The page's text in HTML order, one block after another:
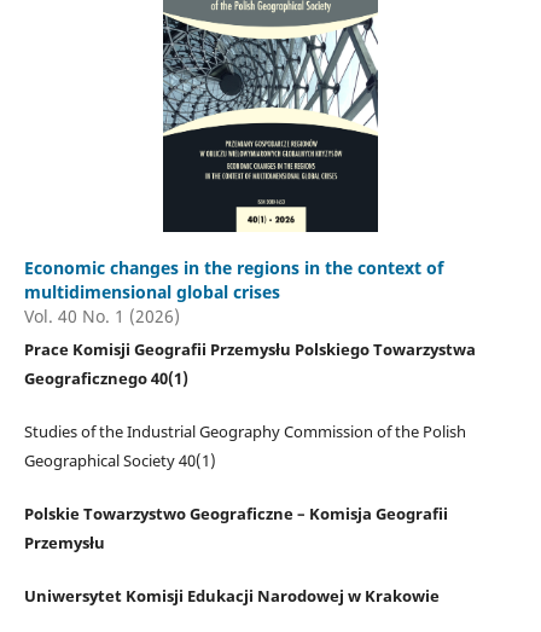
Economic changes in the regions in the context of
multidimensional global crises
Vol. 40 No. 1 (2026)
Prace Komisji Geografii Przemysłu Polskiego Towarzystwa
Geograficznego 40(1)
Studies of the Industrial Geography Commission of the Polish
Geographical Society 40(1)
Polskie Towarzystwo Geograficzne – Komisja Geografii
Przemysłu
Uniwersytet Komisji Edukacji Narodowej w Krakowie